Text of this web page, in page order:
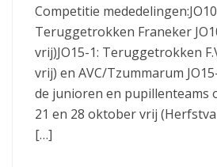
Competitie
Teruggetrokken Franeker
vrij)JO15-1: Teruggetrokken
vrij) en AVC/Tzummarum
de junioren en pupillenteams
21 en 28 oktober vrij
[…]